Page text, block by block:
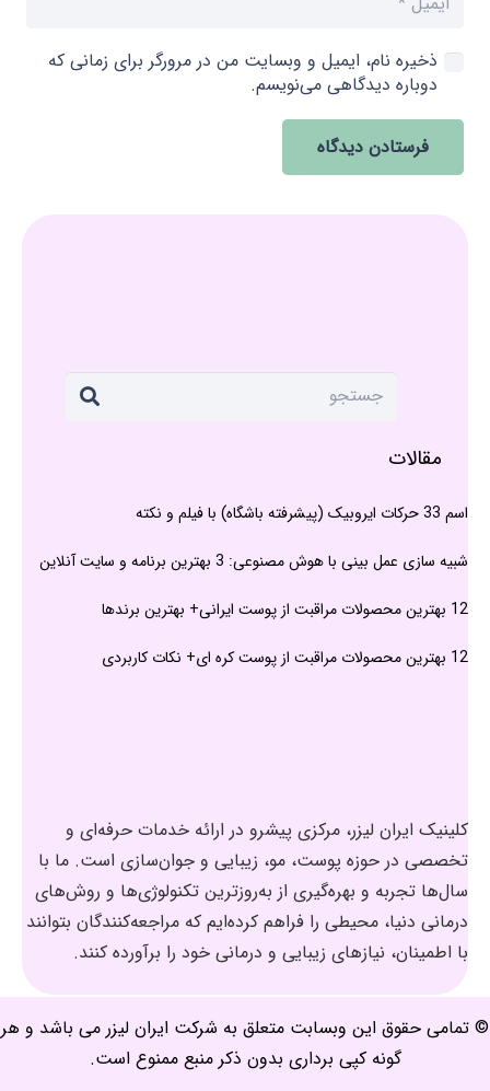
ذخیره نام، ایمیل و وبسایت من در مرورگر برای زمانی که
دوباره دیدگاهی می‌نویسم.
فرستادن دیدگاه
مقالات
اسم 33 حرکات ایروبیک (پیشرفته باشگاه) با فیلم و نکته
شبیه سازی عمل بینی با هوش مصنوعی: 3 بهترین برنامه و سایت آنلاین
12 بهترین محصولات مراقبت از پوست ایرانی+ بهترین برندها
12 بهترین محصولات مراقبت از پوست کره ای+ نکات کاربردی
کلینیک ایران لیزر، مرکزی پیشرو در ارائه خدمات حرفه‌ای و
تخصصی در حوزه پوست، مو، زیبایی و جوان‌سازی است. ما با
سال‌ها تجربه و بهره‌گیری از به‌روزترین تکنولوژی‌ها و روش‌های
درمانی دنیا، محیطی را فراهم کرده‌ایم که مراجعه‌کنندگان بتوانند
با اطمینان، نیازهای زیبایی و درمانی خود را برآورده کنند.
© تمامی حقوق این وبسابت متعلق به شرکت ایران لیزر می باشد و هر
گونه کپی برداری بدون ذکر منبع ممنوع است.